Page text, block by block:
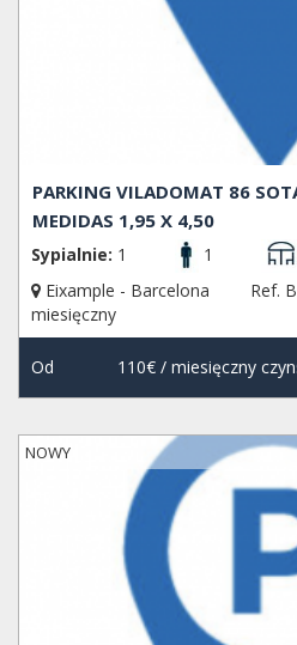
PARKING VILADOMAT 86
MEDIDAS 1,95 X 4,50
Sypialnie: 1 1
Eixample - Barcelona
Ref.
miesięczny
Od 110€/ miesięczny
NOWY